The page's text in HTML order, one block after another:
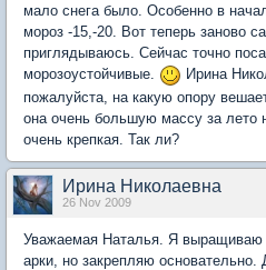
мало снега было. Особенно в
мороз -15,-20. Вот теперь заново
приглядываюсь. Сейчас точно
морозоустойчивые.
Ирина
пожалуйста, на какую опору
она очень большую массу за лето
очень крепкая. Так ли?
Ирина Николаевна
26 Nov 2009
Уважаемая Наталья. Я выращиваю
арки, но закрепляю основательно.